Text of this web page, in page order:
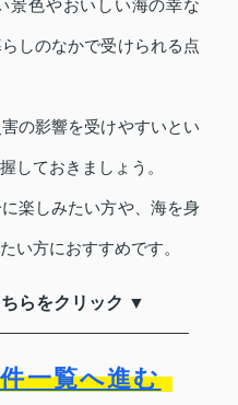
景色やおいしい海の幸な
しのなかで受けられる点
の影響を受けやすいとい
しておきましょう。
楽しみたい方や、海を身
い方におすすめです。
らをクリック ▼
一覧へ進む